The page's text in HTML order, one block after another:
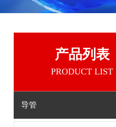
产品列表
PRODUCT LIST
导管